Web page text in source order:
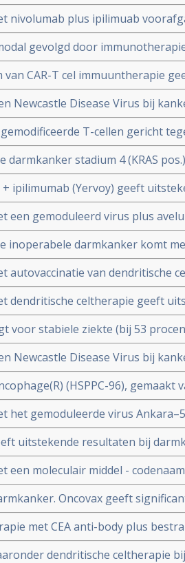
reageren uitstekend op
aan operatie met 65 tot 80
nivolumab plus ipilimuab
met duurzame klinische
gevolgd door
nivolumab geeft hoopgevende
MGMT-gedempte uitgezaaide
van CAR-T cel immuuntherapie
zonder dat graft-versus-host-
Newcastle Disease Virus bij
geeft significant betere
bij 335 patiënten. copy 2
T-cellen gericht
patienten met vergevorderde
uitstekende resultaten copy 1
darmkanker stadium 4 (KRAS
met Rigvir virus
en is nu na 8 jaar kankervrij.
+ ipilimumab (Yervoy) geeft
darmkanker (met MSI-H of
remissie en 7 procent een
een gemoduleerd virus plus
fase I/II studie bij
inoperabele darmkanker komt
een vorm van
zonder chemo of andere
autovaccinatie van dendritische
voor operabele darmkanker
dendritische celtherapie geeft
tijd bij darmkanker met
voor stabiele ziekte (bij 53
stadium 4 met een mediane
met placebo copy 1
Newcastle Disease Virus bij
geeft significant betere
bij 335 patiënten. copy 1
(HSPPC-96),
bij o.a. darmkanker.
het gemoduleerde virus
voor verdubbeling van
darmkanker
uitstekende resultaten bij
bij darmkanker stadium IV
een moleculair middel -
tijd bij patiënten met
Oncovax geeft
en tijd tot recidief bij
Oncovax wordt niet meer
met CEA anti-body plus
darmkankerpatiënten.
dendritische celtherapie